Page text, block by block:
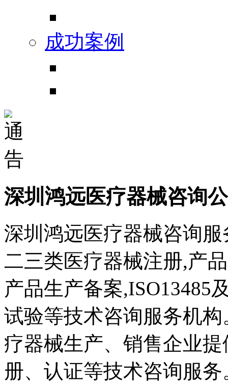
成功案例
深圳鸿远医疗器械咨询
深圳鸿远医疗器械咨询
二三类医疗器械注册,产
产品生产备案,ISO13485
试验等技术咨询服务机构
疗器械生产、销售企业
册、认证等技术咨询服